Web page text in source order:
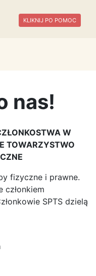
KLIKNIJ PO POMOC
nas!
W
TOWARZYSTWO
fizyczne i prawne.
członkiem
SPTS dzielą